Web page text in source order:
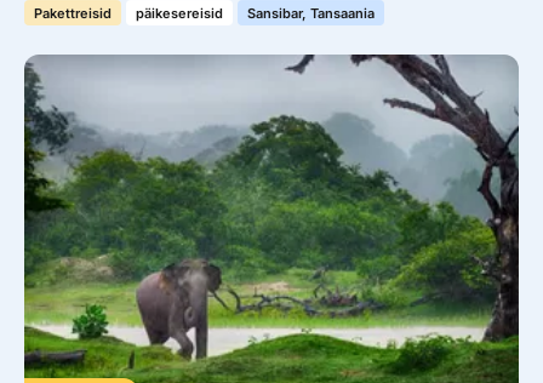
Pakettreisid päikesereisid Sansibar, Tansaania